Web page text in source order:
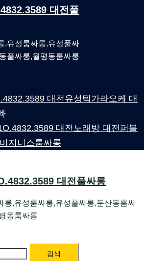
대전풀
,유성룸싸롱,유성풀싸
풀싸롱,월평동룸싸롱
대전유성텍가라오케 대
대전노래방 대전퍼블
지니스룸싸롱
대전풀싸롱
롱,유성룸싸롱,유성풀싸롱,둔산동룸싸
동룸싸롱